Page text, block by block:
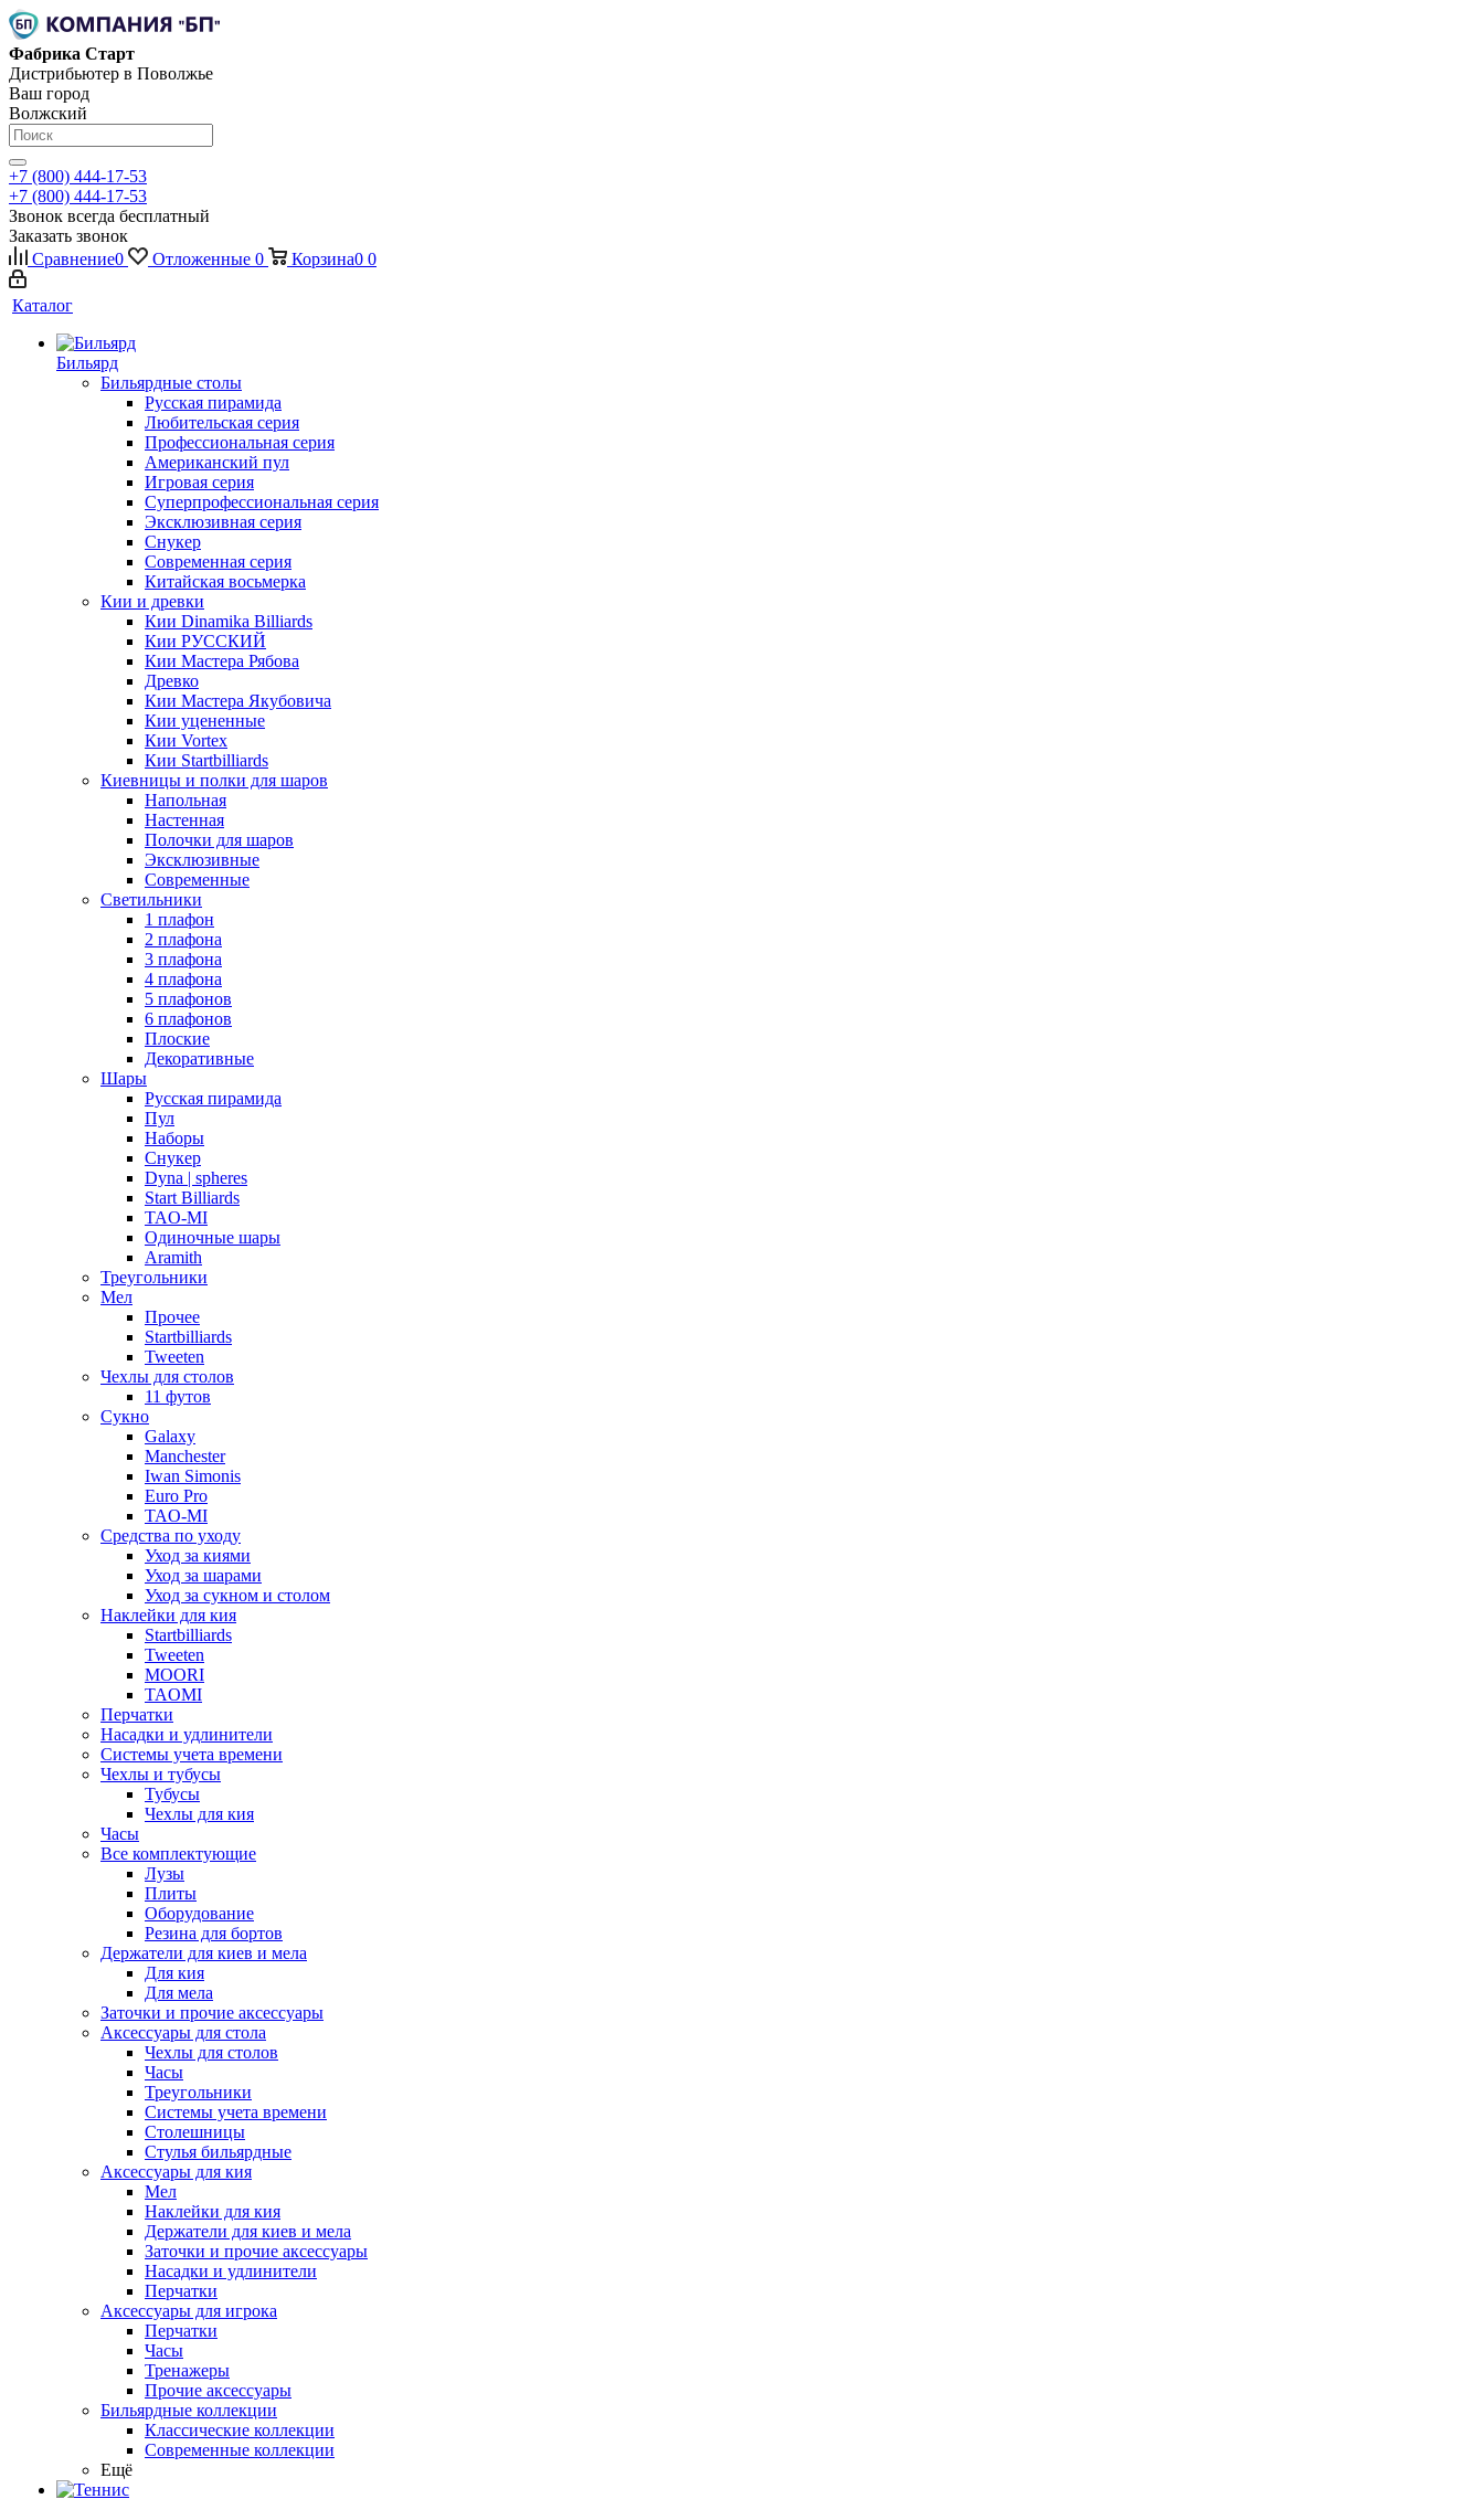
Фабрика Старт
Дистрибьютер в Поволжье
Ваш город
Волжский
+7 (800) 444-17-53
+7 (800) 444-17-53
Звонок всегда бесплатный
Заказать звонок
Сравнение0 Отложенные 0 Корзина0 0
Каталог
Бильярд
Бильярдные столы
Русская пирамида
Любительская серия
Профессиональная серия
Американский пул
Игровая серия
Суперпрофессиональная серия
Эксклюзивная серия
Снукер
Современная серия
Китайская восьмерка
Кии и древки
Кии Dinamika Billiards
Кии РУССКИЙ
Кии Мастера Рябова
Древко
Кии Мастера Якубовича
Кии уцененные
Кии Vortex
Кии Startbilliards
Киевницы и полки для шаров
Напольная
Настенная
Полочки для шаров
Эксклюзивные
Современные
Светильники
1 плафон
2 плафона
3 плафона
4 плафона
5 плафонов
6 плафонов
Плоские
Декоративные
Шары
Русская пирамида
Пул
Наборы
Снукер
Dyna | spheres
Start Billiards
TAO-MI
Одиночные шары
Aramith
Треугольники
Мел
Прочее
Startbilliards
Tweeten
Чехлы для столов
11 футов
Сукно
Galaxy
Manchester
Iwan Simonis
Euro Pro
TAO-MI
Средства по уходу
Уход за киями
Уход за шарами
Уход за сукном и столом
Наклейки для кия
Startbilliards
Tweeten
MOORI
TAOMI
Перчатки
Насадки и удлинители
Системы учета времени
Чехлы и тубусы
Тубусы
Чехлы для кия
Часы
Все комплектующие
Лузы
Плиты
Оборудование
Резина для бортов
Держатели для киев и мела
Для кия
Для мела
Заточки и прочие аксессуары
Аксессуары для стола
Чехлы для столов
Часы
Треугольники
Системы учета времени
Столешницы
Стулья бильярдные
Аксессуары для кия
Мел
Наклейки для кия
Держатели для киев и мела
Заточки и прочие аксессуары
Насадки и удлинители
Перчатки
Аксессуары для игрока
Перчатки
Часы
Тренажеры
Прочие аксессуары
Бильярдные коллекции
Классические коллекции
Современные коллекции
Ещё